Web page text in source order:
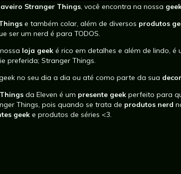
Stranger Things, você encontra na nossa
e também colar, além de diversos produtos
ser um nerd é para TODOS.
loja geek é rico em detalhes e além de lindo, é
preferida; Stranger Things.
no seu dia a dia ou até como parte da sua
da Eleven é um presente geek perfeito para
Things, pois quando se trata de produtos nerd
geek e produtos de séries <3.